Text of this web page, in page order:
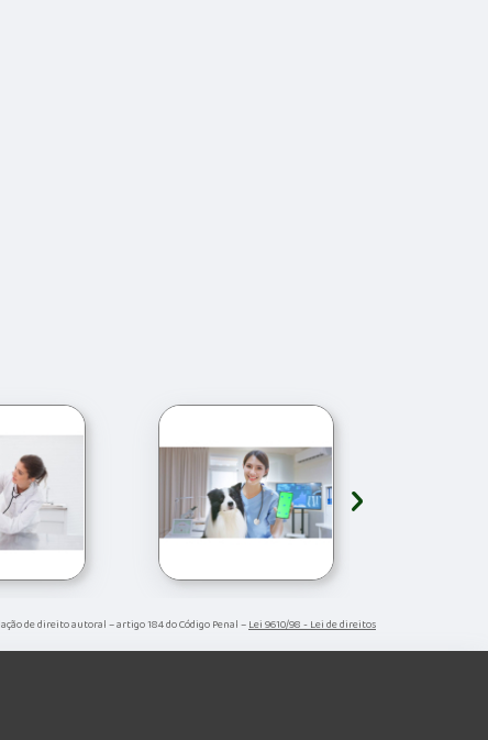
›
de direito autoral – artigo 184 do Código Penal –Lei 9610/98 - Lei de direitos